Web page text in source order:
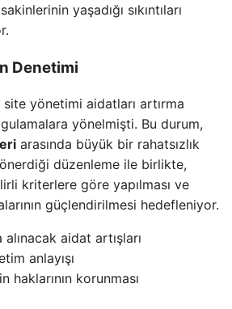
yaşadığı sıkıntıları
Denetimi
yönetimi aidatları artırma
yönelmişti. Bu durum,
arasında büyük bir rahatsızlık
önerdiği düzenleme ile birlikte,
kriterlere göre yapılması ve
güçlendirilmesi hedefleniyor.
alınacak aidat artışları
anlayışı
haklarının korunması